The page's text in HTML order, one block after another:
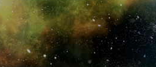
経歴